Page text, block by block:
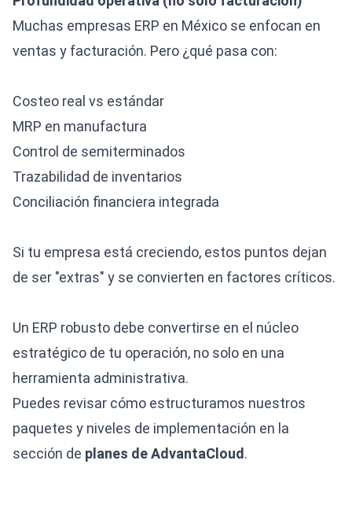
Muchas empresas ERP en México se enfocan en
ventas y facturación. Pero ¿qué pasa con:
Costeo real vs estándar
MRP en manufactura
Control de semiterminados
Trazabilidad de inventarios
Conciliación financiera integrada
Si tu empresa está creciendo, estos puntos dejan
de ser "extras" y se convierten en factores críticos.
Un ERP robusto debe convertirse en el núcleo
estratégico de tu operación, no solo en una
herramienta administrativa.
Puedes revisar cómo estructuramos nuestros
paquetes y niveles de implementación en la
sección de planes de AdvantaCloud .